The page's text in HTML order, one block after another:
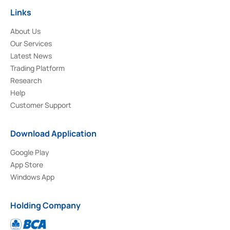
Links
About Us
Our Services
Latest News
Trading Platform
Research
Help
Customer Support
Download Application
Google Play
App Store
Windows App
Holding Company